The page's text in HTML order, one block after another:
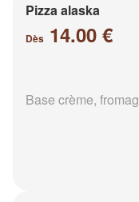
Pizza alaska
Dès 14.00 €
Base crème,